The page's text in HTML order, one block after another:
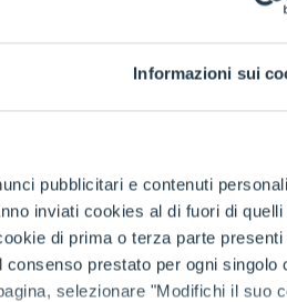
Informazioni sui
pubblicitari e contenuti
inviati cookies al di fuori di quelli
di prima o terza parte
prestato per ogni singolo
selezionare "Modifichi il suo